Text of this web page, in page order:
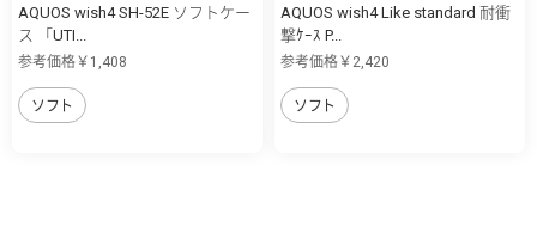
AQUOS wish4 SH-52E ソフトケー
ス 「UTI...
参考価格￥1,408
ソフト
AQUOS wish4 Like standard 耐衝
撃ｹｰｽ P...
参考価格￥2,420
ソフト